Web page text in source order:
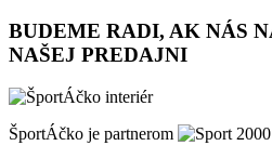
BUDEME RADI, AK NÁS
NAŠEJ PREDAJNI
ŠportÁčko je partnerom